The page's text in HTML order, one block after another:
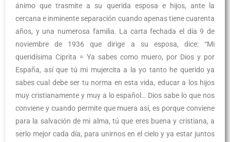
ánimo que trasmite a su querida esposa e hijos, ante la
cercana e inminente separación cuando apenas tiene cuarenta
años, y una numerosa familia. La carta fechada el día 9 de
noviembre de 1936 que dirige a su esposa, dice: “Mi
queridísima Ciprita = Ya sabes como muero, por Dios y por
España, así que tú mi mujercita a la yo tanto he querido ya
sabes cual debe ser tu norma en esta vida, educar a los hijos
muy cristianamente y muy a lo español… Dios sabe lo que nos
conviene y cuando permite que muera así, es porque conviene
para la salvación de mi alma, tú que eres buena y cristiana, a
serlo mejor cada día, para unirnos en el cielo y ya estar juntos